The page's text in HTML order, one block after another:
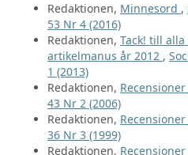
Redaktionen, Minnesord ,
53 Nr 4 (2016)
Redaktionen, Tack! till
artikelmanus år 2012 ,
1 (2013)
Redaktionen, Recensioner
43 Nr 2 (2006)
Redaktionen, Recensioner
36 Nr 3 (1999)
Redaktionen, Recensioner